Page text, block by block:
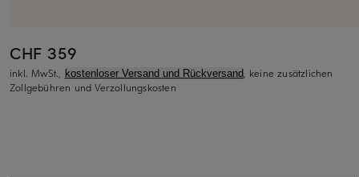
CHF 359
inkl. MwSt., kostenloser Versand und Rückversand, keine zusätzlichen
Zollgebühren und Verzollungskosten